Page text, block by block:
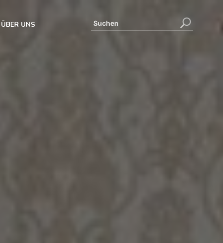
ÜBER UNS